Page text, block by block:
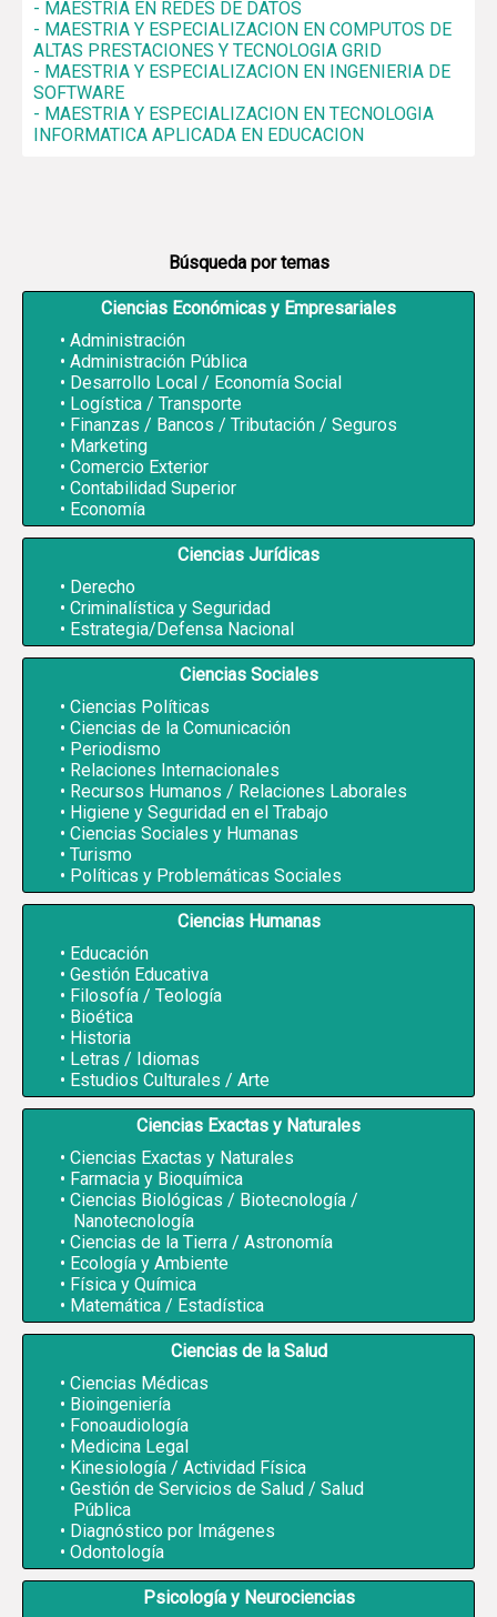
Búsqueda por temas
Ciencias Económicas y Empresariales
Administración
Administración Pública
Desarrollo Local / Economía Social
Logística / Transporte
Finanzas / Bancos / Tributación / Seguros
Marketing
Comercio Exterior
Contabilidad Superior
Economía
Ciencias Jurídicas
Derecho
Criminalística y Seguridad
Estrategia/Defensa Nacional
Ciencias Sociales
Ciencias Políticas
Ciencias de la Comunicación
Periodismo
Relaciones Internacionales
Recursos Humanos / Relaciones Laborales
Higiene y Seguridad en el Trabajo
Ciencias Sociales y Humanas
Turismo
Políticas y Problemáticas Sociales
Ciencias Humanas
Educación
Gestión Educativa
Filosofía / Teología
Bioética
Historia
Letras / Idiomas
Estudios Culturales / Arte
Ciencias Exactas y Naturales
Ciencias Exactas y Naturales
Farmacia y Bioquímica
Ciencias Biológicas / Biotecnología /
Nanotecnología
Ciencias de la Tierra / Astronomía
Ecología y Ambiente
Física y Química
Matemática / Estadística
Ciencias de la Salud
Ciencias Médicas
Bioingeniería
Fonoaudiología
Medicina Legal
Kinesiología / Actividad Física
Gestión de Servicios de Salud / Salud
Pública
Diagnóstico por Imágenes
Odontología
Psicología y Neurociencias
- MAESTRIA EN REDES DE DATOS
- MAESTRIA Y ESPECIALIZACION EN COMPUTOS DE
ALTAS PRESTACIONES Y TECNOLOGIA GRID
- MAESTRIA Y ESPECIALIZACION EN INGENIERIA DE
SOFTWARE
- MAESTRIA Y ESPECIALIZACION EN TECNOLOGIA
INFORMATICA APLICADA EN EDUCACION